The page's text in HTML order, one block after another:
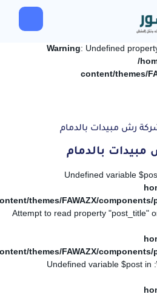
Warning: Undefined
/
content/themes/
رش مبيدات بالدمام
بالدمام
/
themes/FAWAZX/
/
themes/FAWAZX/
: Undefined variable $post in
/